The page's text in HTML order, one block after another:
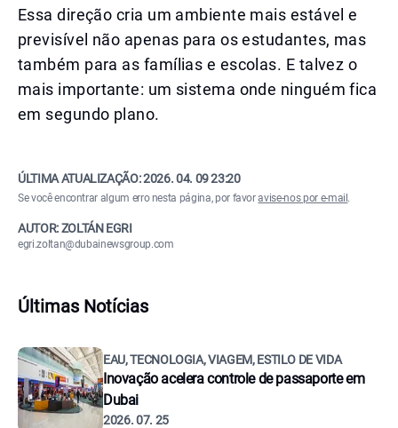
Essa direção cria um ambiente mais estável e
previsível não apenas para os estudantes, mas
também para as famílias e escolas. E talvez o
mais importante: um sistema onde ninguém fica
em segundo plano.
ÚLTIMA ATUALIZAÇÃO:2026. 04. 09 23:20
Se você encontrar algum erro nesta página, por favoravise-nos por e-mail .
AUTOR: ZOLTÁN EGRI
egri.zoltan@dubainewsgroup.com
Últimas Notícias
EAU, TECNOLOGIA, VIAGEM, ESTILO DE VIDA
Inovação acelera controle de passaporte em
Dubai
2026. 07. 25